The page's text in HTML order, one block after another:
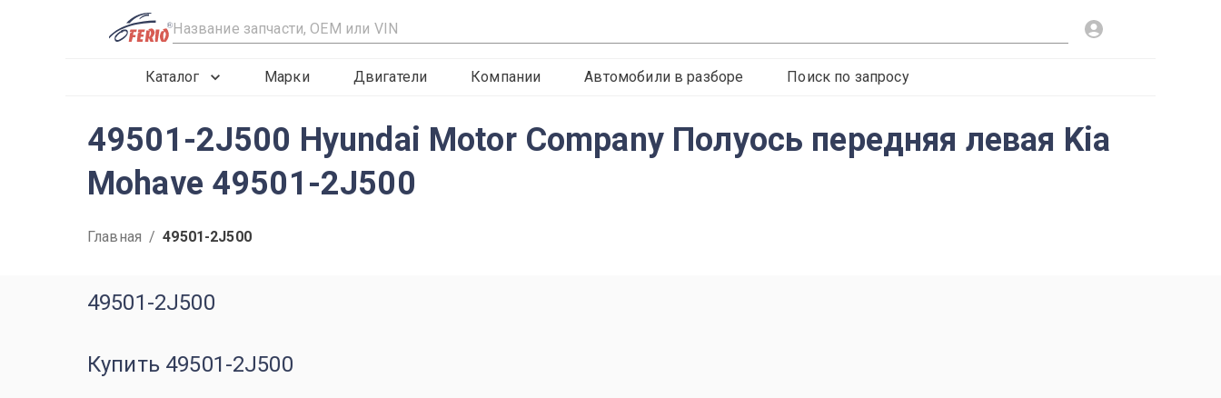
R
Каталог Марки Двигатели Компании Автомобили в разборе Поиск по запросу
49501-2J500 Hyundai Motor Company Полуось передняя левая Kia
Mohave 49501-2J500
Главная / 49501-2J500
49501-2J500
Купить 49501-2J500